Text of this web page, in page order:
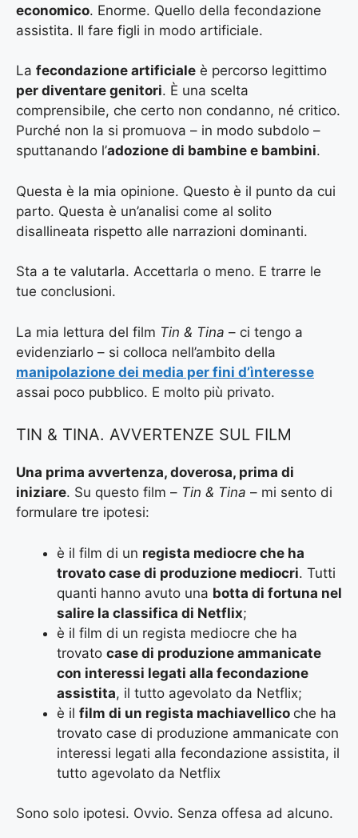
economico. Enorme. Quello della fecondazione
assistita. Il fare figli in modo artificiale.
La fecondazione artificiale è percorso legittimo
per diventare genitori. È una scelta
comprensibile, che certo non condanno, né critico.
Purché non la si promuova – in modo subdolo –
sputtanando l’adozione di bambine e bambini.
Questa è la mia opinione. Questo è il punto da cui
parto. Questa è un’analisi come al solito
disallineata rispetto alle narrazioni dominanti.
Sta a te valutarla. Accettarla o meno. E trarre le
tue conclusioni.
La mia lettura del film Tin & Tina – ci tengo a
evidenziarlo – si colloca nell’ambito della
manipolazione dei media per fini d’ìnteresse
assai poco pubblico. E molto più privato.
TIN & TINA. AVVERTENZE SUL FILM
Una prima avvertenza, doverosa, prima di
iniziare. Su questo film – Tin & Tina – mi sento di
formulare tre ipotesi:
è il film di un regista mediocre che ha
trovato case di produzione mediocri. Tutti
quanti hanno avuto una botta di fortuna nel
salire la classifica di Netflix;
è il film di un regista mediocre che ha
trovato case di produzione ammanicate
con interessi legati alla fecondazione
assistita, il tutto agevolato da Netflix;
è il film di un regista machiavellico che ha
trovato case di produzione ammanicate con
interessi legati alla fecondazione assistita, il
tutto agevolato da Netflix
Sono solo ipotesi. Ovvio. Senza offesa ad alcuno.